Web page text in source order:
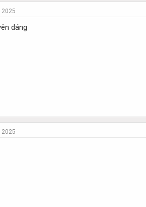
2025
dáng
2025